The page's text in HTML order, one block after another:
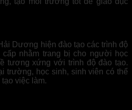
Dương hiện đào tạo các trình độ
nhằm trang bị cho người học
tương xứng với trình độ đào tạo.
trường, học sinh, sinh viên có thể
việc làm.